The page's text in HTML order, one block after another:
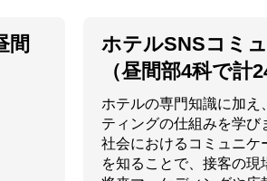
間
ホテルSNSコミ
（昼間部4科で計
ホテルの専門知識に加え
ティングの仕組みを学び
社会におけるコミュニケ
を知ることで、接客の現